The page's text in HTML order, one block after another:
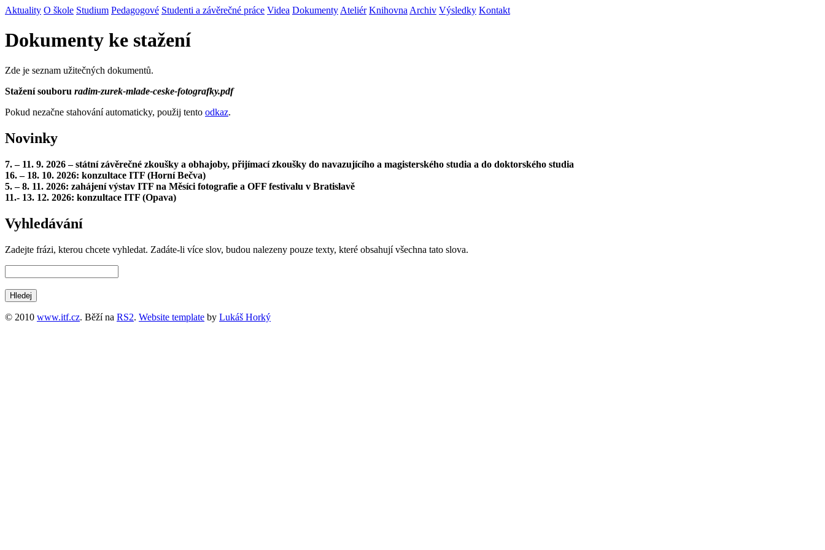
Aktuality O škole Studium Pedagogové Studenti a závěrečné práce Videa Dokumenty Ateliér Knihovna Archiv Výsledky Kontakt
Dokumenty ke stažení
Zde je seznam užitečných dokumentů.
Stažení souboru radim-zurek-mlade-ceske-fotografky.pdf
Pokud nezačne stahování automaticky, použij tento odkaz.
Novinky
7. – 11. 9. 2026 – státní závěrečné zkoušky a obhajoby, přijímací zkoušky do navazujícího a magisterského studia a do doktorského studia
16. – 18. 10. 2026: konzultace ITF (Horní Bečva)
5. – 8. 11. 2026: zahájení výstav ITF na Měsíci fotografie a OFF festivalu v Bratislavě
11.- 13. 12. 2026: konzultace ITF (Opava)
Vyhledávání
Zadejte frázi, kterou chcete vyhledat. Zadáte-li více slov, budou nalezeny pouze texty, které obsahují všechna tato slova.
© 2010 www.itf.cz. Běží na RS2. Website template by Lukáš Horký